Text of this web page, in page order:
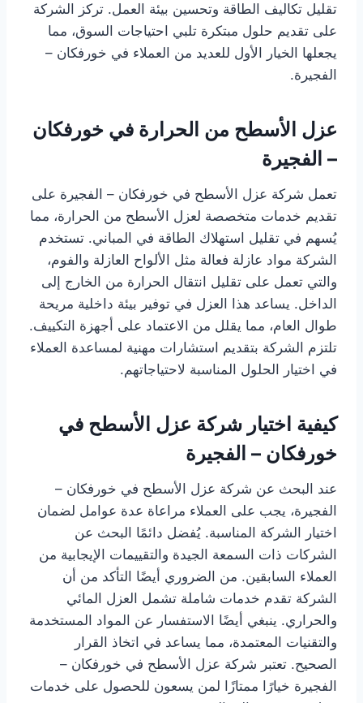
تقليل تكاليف الطاقة وتحسين بيئة العمل. تركز الشركة
على تقديم حلول مبتكرة تلبي احتياجات السوق، مما
يجعلها الخيار الأول للعديد من العملاء في خورفكان –
الفجيرة.
عزل الأسطح من الحرارة في خورفكان
– الفجيرة
تعمل شركة عزل الأسطح في خورفكان – الفجيرة على
تقديم خدمات متخصصة لعزل الأسطح من الحرارة، مما
يُسهم في تقليل استهلاك الطاقة في المباني. تستخدم
الشركة مواد عازلة فعالة مثل الألواح العازلة والفوم،
والتي تعمل على تقليل انتقال الحرارة من الخارج إلى
الداخل. يساعد هذا العزل في توفير بيئة داخلية مريحة
طوال العام، مما يقلل من الاعتماد على أجهزة التكييف.
تلتزم الشركة بتقديم استشارات مهنية لمساعدة العملاء
في اختيار الحلول المناسبة لاحتياجاتهم.
كيفية اختيار شركة عزل الأسطح في
خورفكان – الفجيرة
عند البحث عن شركة عزل الأسطح في خورفكان –
الفجيرة، يجب على العملاء مراعاة عدة عوامل لضمان
اختيار الشركة المناسبة. يُفضل دائمًا البحث عن
الشركات ذات السمعة الجيدة والتقييمات الإيجابية من
العملاء السابقين. من الضروري أيضًا التأكد من أن
الشركة تقدم خدمات شاملة تشمل العزل المائي
والحراري. ينبغي أيضًا الاستفسار عن المواد المستخدمة
والتقنيات المعتمدة، مما يساعد في اتخاذ القرار
الصحيح. تعتبر شركة عزل الأسطح في خورفكان –
الفجيرة خيارًا ممتازًا لمن يسعون للحصول على خدمات